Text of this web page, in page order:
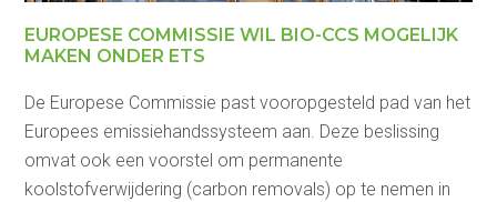
EUROPESE COMMISSIE WIL BIO-CCS MOGELIJK
MAKEN ONDER ETS
De Europese Commissie past vooropgesteld pad van het
Europees emissiehandssysteem aan. Deze beslissing
omvat ook een voorstel om permanente
koolstofverwijdering (carbon removals) op te nemen in